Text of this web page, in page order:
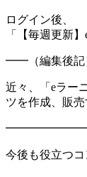
ログイン後、
「【毎週更新
━━（編集
近々、「eラー
ツを作成、販
今後も役立つ